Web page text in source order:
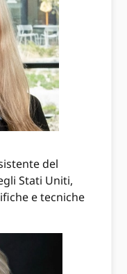
del
Stati Uniti,
e tecniche